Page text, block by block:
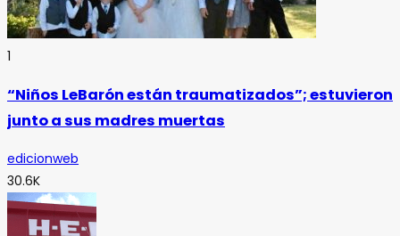
1
“Niños LeBarón están traumatizados”; estuvieron
junto a sus madres muertas
edicionweb
30.6K